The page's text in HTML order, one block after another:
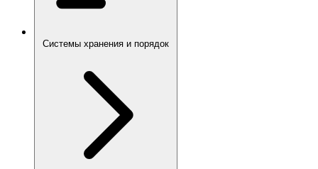
Системы хранения и порядок